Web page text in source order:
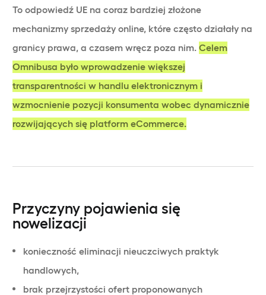
To odpowiedź UE na coraz bardziej złożone
mechanizmy sprzedaży online, które często działały na
granicy prawa, a czasem wręcz poza nim. Celem
Omnibusa było wprowadzenie większej
transparentności w handlu elektronicznym i
wzmocnienie pozycji konsumenta wobec dynamicznie
rozwijających się platform eCommerce.
Przyczyny pojawienia się
nowelizacji
konieczność eliminacji nieuczciwych praktyk
handlowych,
brak przejrzystości ofert proponowanych